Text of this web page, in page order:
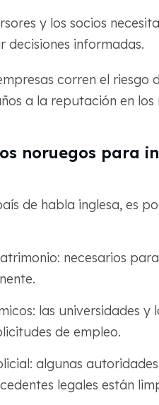
y los socios
decisiones informadas.
corren el riesgo
a la reputación en los
noruegos para
de habla inglesa, es
necesarios
las universidades y
de empleo.
algunas
legales están